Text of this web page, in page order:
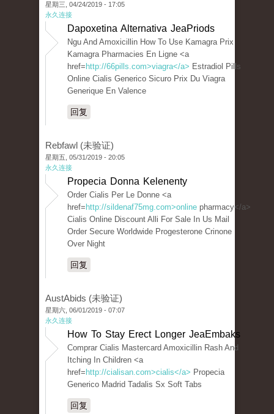
星期三, 04/24/2019 - 17:05
永久连接
Dapoxetina Alternativa JeaPriods
Ngu And Amoxicillin How To Use Kamagra Prix
Kamagra Pharmacies En Ligne <a
href= http://66pills.com>viagra</a> Estradiol Pills
Online Cialis Generico Sicuro Prix Du Viagra
Generique En Valence
回复
Rebfawl (未验证)
星期五, 05/31/2019 - 20:05
永久连接
Propecia Donna Kelenenty
Order Cialis Per Le Donne <a
href= http://sildenaf75mg.com>online pharmacy</a>
Cialis Online Discount Alli For Sale In Us Mail
Order Secure Worldwide Progesterone Crinone
Over Night
回复
AustAbids (未验证)
星期六, 06/01/2019 - 07:07
永久连接
How To Stay Erect Longer JeaEmbaks
Comprar Cialis Mastercard Amoxicillin Rash And
Itching In Children <a
href= http://cialisan.com>cialis</a> Propecia
Generico Madrid Tadalis Sx Soft Tabs
回复